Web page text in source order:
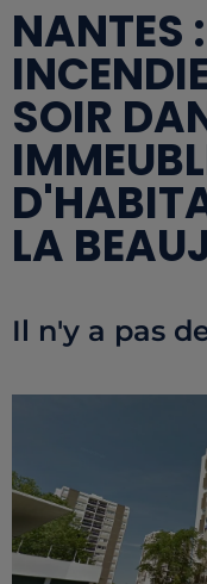
NANTES
SOIR
LA
Il n'y a pas